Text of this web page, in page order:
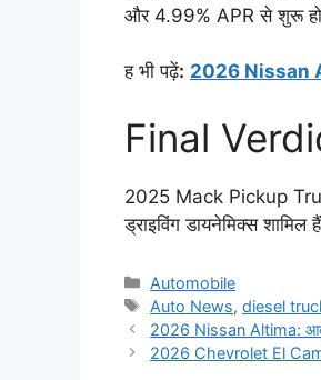
और 4.99% APR से शुरू
ह भी पढ़ें: 2026 Nissan
Final
2025 Mack Pickup
ड्राइविंग डायनेमिक्स
Categories
Automobile
Tags
Auto News,diesel
2026 Nissan Altima:
2026 Chevrolet El